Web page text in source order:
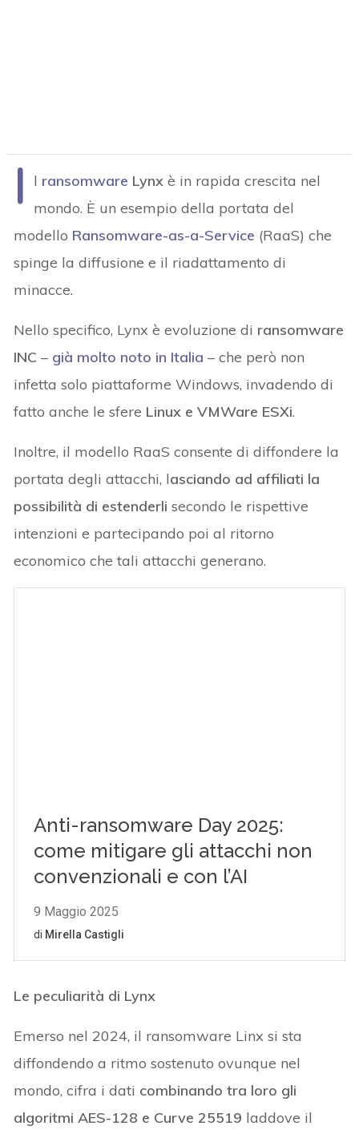
I l ransomware Lynx è in rapida crescita nel
mondo. È un esempio della portata del
modello Ransomware-as-a-Service (RaaS) che
spinge la diffusione e il riadattamento di
minacce.
Nello specifico, Lynx è evoluzione di ransomware
INC – già molto noto in Italia – che però non
infetta solo piattaforme Windows, invadendo di
fatto anche le sfere Linux e VMWare ESXi.
Inoltre, il modello RaaS consente di diffondere la
portata degli attacchi, lasciando ad affiliati la
possibilità di estenderlisecondo le rispettive
intenzioni e partecipando poi al ritorno
economico che tali attacchi generano.
Le peculiarità di Lynx
Emerso nel 2024, il ransomware Linx si sta
diffondendo a ritmo sostenuto ovunque nel
mondo, cifra i dati combinando tra loro gli
algoritmi AES-128 e Curve 25519 laddove il